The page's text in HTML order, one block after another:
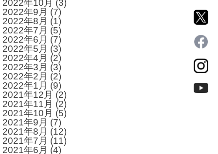
2022年10月 (3)
2022年9月 (7)
2022年8月 (1)
2022年7月 (5)
2022年6月 (7)
2022年5月 (3)
2022年4月 (2)
2022年3月 (3)
2022年2月 (2)
2022年1月 (9)
2021年12月 (2)
2021年11月 (2)
2021年10月 (5)
2021年9月 (7)
2021年8月 (12)
2021年7月 (11)
2021年6月 (4)